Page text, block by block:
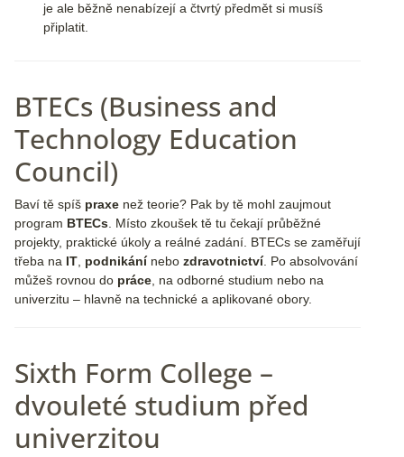
je ale běžně nenabízejí a čtvrtý předmět si musíš
připlatit.
BTECs (Business and
Technology Education
Council)
Baví tě spíš praxe než teorie? Pak by tě mohl zaujmout
program BTECs . Místo zkoušek tě tu čekají průběžné
projekty, praktické úkoly a reálné zadání. BTECs se zaměřují
třeba na IT podnikánínebo zdravotnictví. Po absolvování
můžeš rovnou do práce , na odborné studium nebo na
univerzitu – hlavně na technické a aplikované obory.
Sixth Form College –
dvouleté studium před
univerzitou